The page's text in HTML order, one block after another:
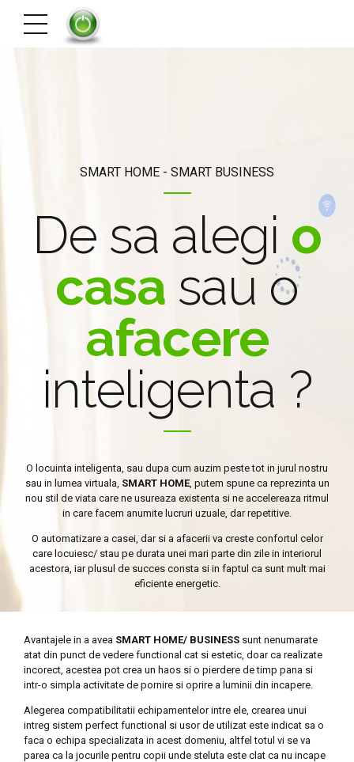
SMART HOME - SMART BUSINESS
De sa alegi o
casa sau o
afacere
inteligenta ?
O locuinta inteligenta, sau dupa cum auzim peste tot in jurul nostru
sau in lumea virtuala, SMART HOME, putem spune ca reprezinta un
nou stil de viata care ne usureaza existenta si ne accelereaza ritmul
in care facem anumite lucruri uzuale, dar repetitive.
O automatizare a casei, dar si a afacerii va creste confortul celor
care locuiesc/ stau pe durata unei mari parte din zile in interiorul
acestora, iar plusul de succes consta si in faptul ca sunt mult mai
eficiente energetic.
Avantajele in a avea SMART HOME/ BUSINESS sunt nenumarate
atat din punct de vedere functional cat si estetic, doar ca realizate
incorect, acestea pot crea un haos si o pierdere de timp pana si
intr-o simpla activitate de pornire si oprire a luminii din incapere.
Alegerea compatibilitatii echipamentelor intre ele, crearea unui
intreg sistem perfect functional si usor de utilizat este indicat sa o
faca o echipa specializata in acest domeniu, altfel totul vi se va
parea ca la jocurile pentru copii unde steluta este clat ca nu incape